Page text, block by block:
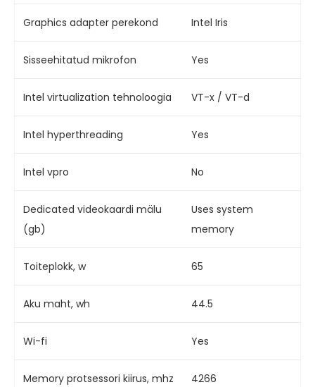
Graphics adapter perekond Intel Iris
Sisseehitatud mikrofon Yes
Intel virtualization tehnoloogia VT-x / VT-d
Intel hyperthreading Yes
Intel vpro No
Dedicated videokaardi mälu
(gb)
Uses system
memory
Toiteplokk, w 65
Aku maht, wh 44.5
Wi-fi Yes
Memory protsessori kiirus, mhz 4266